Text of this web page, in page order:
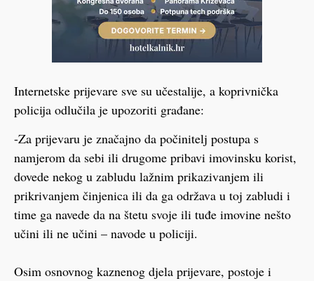
Internetske prijevare sve su učestalije, a koprivnička
policija odlučila je upozoriti građane:
-Za prijevaru je značajno da počinitelj postupa s
namjerom da sebi ili drugome pribavi imovinsku korist,
dovede nekog u zabludu lažnim prikazivanjem ili
prikrivanjem činjenica ili da ga održava u toj zabludi i
time ga navede da na štetu svoje ili tuđe imovine nešto
učini ili ne učini – navode u policiji.
Osim osnovnog kaznenog djela prijevare, postoje i